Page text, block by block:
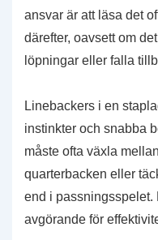
ansvar är att läsa det
därefter, oavsett om
löpningar eller falla
Linebackers i en
instinkter och snabba
måste ofta växla
quarterbacken eller
end i
avgörande för